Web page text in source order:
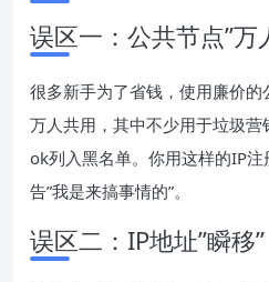
误区一：公共节点”万
很多新手为了省钱，使用廉价
万人共用，其中不少用于垃圾
ok列入黑名单。你用这样的IP
告”我是来搞事情的”。
误区二：IP地址”瞬移”